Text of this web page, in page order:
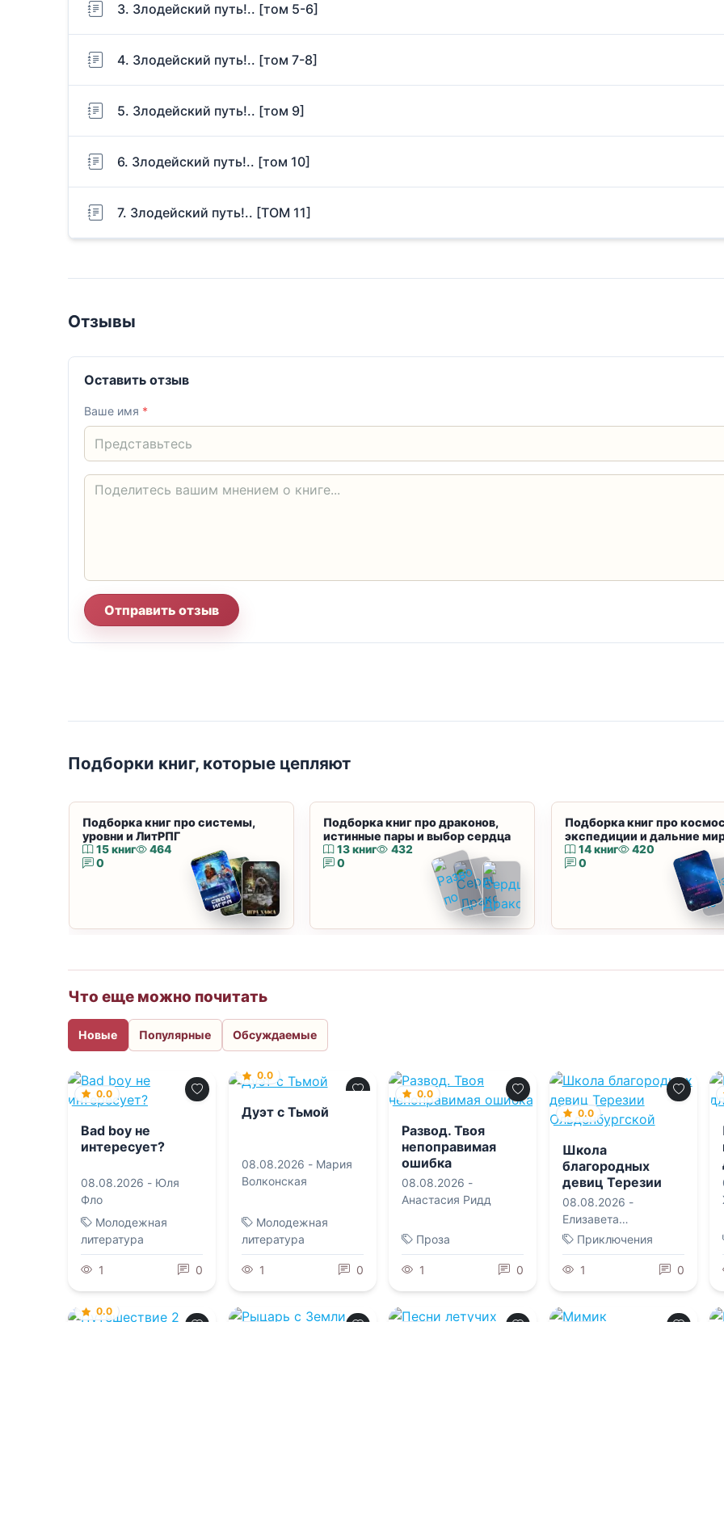
3. Злодейский путь!.. [том 5-6]
4. Злодейский путь!.. [том 7-8]
5. Злодейский путь!.. [том 9]
6. Злодейский путь!.. [том 10]
7. Злодейский путь!.. [ТОМ 11]
Отзывы
Оставить отзыв
Ваше имя *
Отправить отзыв
Подборки книг, которые цепляют
Подборка книг про системы,
уровни и ЛитРПГ
15 книг
464
0
Подборка книг про драконов,
истинные пары и выбор сердца
13 книг
432
0
Подборка книг про
экспедиции и дальние
14 книг
420
0
Что еще можно почитать
Новые Популярные Обсуждаемые
0.0
Bad boy не
интересует?
08.08.2026 - Юля
Фло
Молодежная
литература
1 0
0.0
Дуэт с Тьмой
08.08.2026 - Мария
Волконская
Молодежная
литература
1 0
0.0
Развод. Твоя
непоправимая
ошибка
08.08.2026 -
Анастасия Ридд
Проза
1 0
0.0
Школа
благородных
девиц Терезии
Ольденбургской
08.08.2026 -
Елизавета
Владимировна
Соболянская
Приключения
1 0
0.0